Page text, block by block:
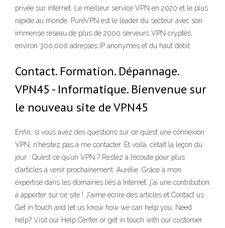
privée sur internet. Le meilleur service VPN en 2020 et le plus
rapide au monde. PureVPN est le leader du secteur avec son
immense réseau de plus de 2000 serveurs VPN cryptés,
environ 300,000 adresses IP anonymes et du haut debit.
Contact. Formation. Dépannage.
VPN45 - Informatique. Bienvenue sur
le nouveau site de VPN45
Enfin, si vous avez des questions sur ce qu’est une connexion
VPN, n’hésitez pas à me contacter. Et voilà, c’était la leçon du
jour : Qu’est ce qu’un VPN ? Restez à l’écoute pour plus
d’articles à venir prochainement. Aurélie. Grâce à mon
expertise dans les domaines liés à Internet, j'ai une contribution
à apporter sur ce site ! J'aime écrire des articles et Contact us.
Get in touch and let us know how we can help you. Need
help? Visit our Help Center or get in touch with our customer